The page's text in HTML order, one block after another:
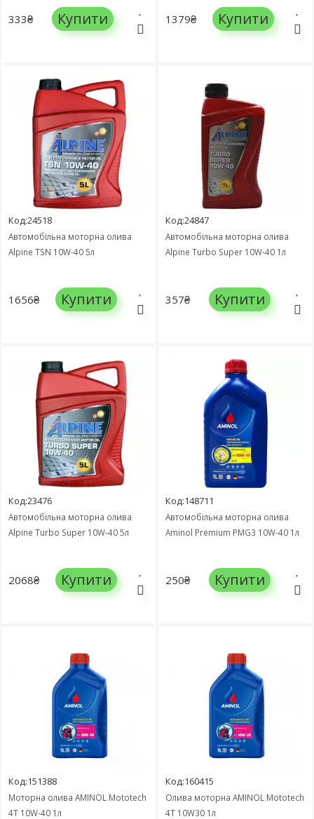
333₴ Купити 1379₴ Купити
Код:24518
Автомобільна моторна олива
Alpine TSN 10W-40 5л
1656₴ Купити
Код:24847
Автомобільна моторна олива
Alpine Turbo Super 10W-40 1л
357₴ Купити
Код:23476
Автомобільна моторна олива
Alpine Turbo Super 10W-40 5л
2068₴ Купити
Код:148711
Автомобільна моторна олива
Aminol Premium PMG3 10W-40 1л
250₴ Купити
Код:151388
Моторна олива AMINOL Mototech
4T 10W-40 1л
Код:160415
Олива моторна AMINOL Mototech
4T 10W30 1л